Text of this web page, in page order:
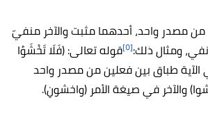
مصدر واحد، أحدهما مثبت والآخر منفيّ
ومثال ذلك:[٥] قوله تعالى: (فَلَا تَخْشَوُا
طباق بين فعلين من مصدر واحد
والآخر في صيغة الأمر (واخشونِ).